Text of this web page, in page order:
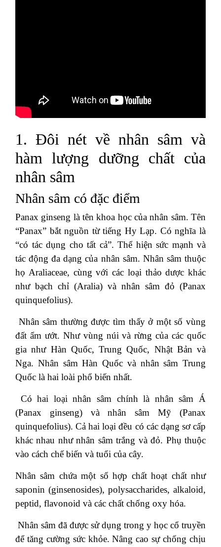
1. Đôi nét về nhân sâm và
hàm lượng dưỡng chất của
nhân sâm
Nhân sâm có đặc điểm
Panax ginseng là tên khoa học của nhân sâm. Tên
“Panax” bắt nguồn từ tiếng Hy Lạp. Có nghĩa là
“có tác dụng cho tất cả”. Thể hiện sức mạnh và
tác động đa dạng của nhân sâm. Nhân sâm thuộc
họ Araliaceae, cùng với các loại thảo dược khác
như bạch chỉ (Aralia) và nhân sâm đỏ (Panax
quinquefolius).
Nhân sâm thường được tìm thấy ở một số vùng
đất ẩm ướt. Như vùng núi và rừng của các quốc
gia như Hàn Quốc, Trung Quốc, Nhật Bản và
Nga. Nhân sâm Hàn Quốc và nhân sâm Trung
Quốc là hai loài phổ biến nhất.
Có hai loại nhân sâm chính là nhân sâm Á
(Panax ginseng) và nhân sâm Mỹ (Panax
quinquefolius). Cả hai loại đều có các dạng sơ cấp
khác nhau như nhân sâm trắng và đỏ. Phụ thuộc
vào cách chế biến và tuổi của cây.
Nhân sâm chứa một số hợp chất hoạt chất như
saponin (ginsenosides), polysaccharides, alkaloid,
peptid, flavonoid và các chất chống oxy hóa.
Nhân sâm đã được sử dụng trong y học cổ truyền
để tăng cường sức khỏe. Nâng cao sự chống chịu